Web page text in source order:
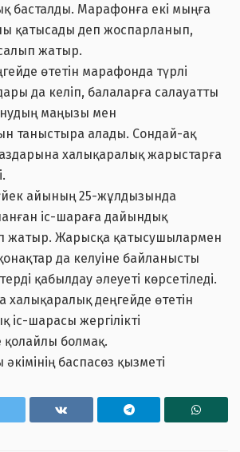
басталды. Марафонға екі мыңға
қатысады деп жоспарланып,
жатыр.
өтетін марафонда түрлі
да келіп, балаларға салауатты
маңызы мен
таныстыра алады. Сондай-ақ
халықаралық жарыстарға
айының 25-жұлдызында
іс-шараға дайындық
жатыр. Жарысқа қатысушылармен
да келуіне байланысты
қабылдау әлеуеті көрсетіледі.
халықаралық деңгейде өтетін
іс-шарасы жергілікті
қолайлы болмақ.
баспасөз қызметі